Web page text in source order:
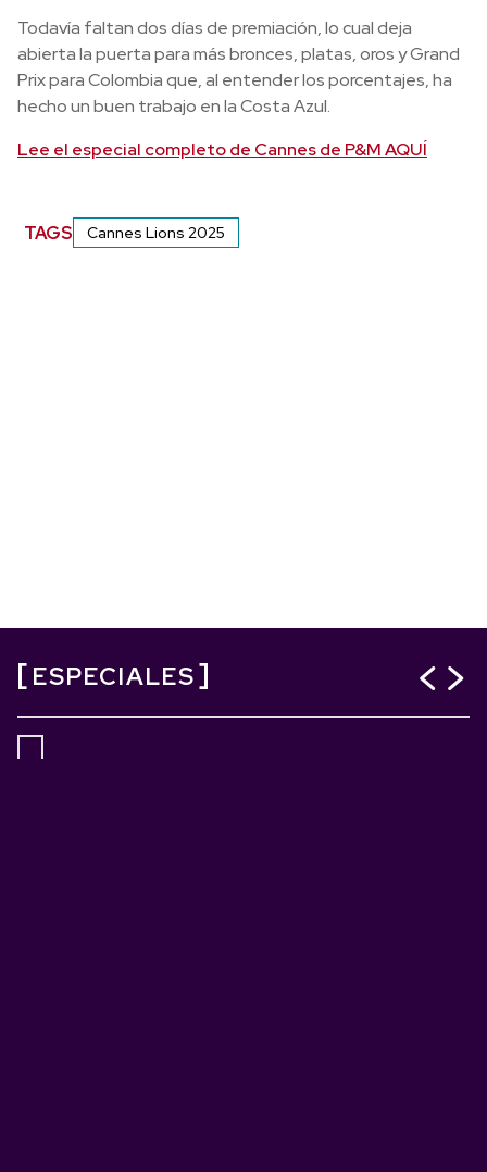
Todavía faltan dos días de premiación, lo cual deja
abierta la puerta para más bronces, platas, oros y Grand
Prix para Colombia que, al entender los porcentajes, ha
hecho un buen trabajo en la Costa Azul.
Lee el especial completo de Cannes de P&M AQUÍ
TAGS Cannes Lions 2025
ESPECIALES